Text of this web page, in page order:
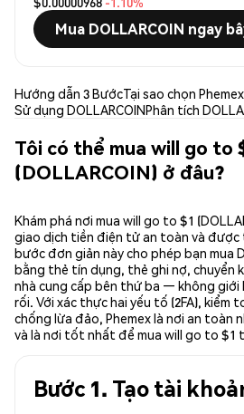
Mua DOLLARCOIN ngay
Hướng dẫn 3 BướcTại sao chọn Phemex
Sử dụng DOLLARCOINPhân tích
Tôi có thể mua will go to
(DOLLARCOIN) ở đâu?
Khám phá nơi mua will go to $1
giao dịch tiền điện tử an toàn và được
bước đơn giản này cho phép bạn mua
bằng thẻ tín dụng, thẻ ghi nợ, chuyển
nhà cung cấp bên thứ ba — không
rối. Với xác thực hai yếu tố (2FA), kiểm
chống lừa đảo, Phemex là nơi an toàn
và là nơi tốt nhất để mua will go to $1
Bước 1. Tạo tài